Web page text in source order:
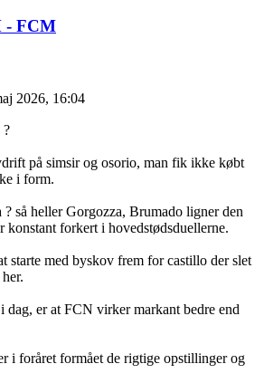
- FCM
2026, 16:04
?
på simsir og osorio, man fik ikke købt
i form.
så heller Gorgozza, Brumado ligner den
konstant forkert i hovedstødsduellerne.
starte med byskov frem for castillo der slet
dag, er at FCN virker markant bedre end
i foråret formået de rigtige opstillinger og